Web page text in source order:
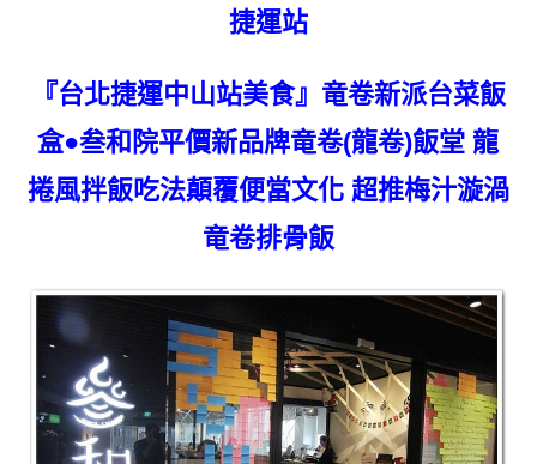
捷運站
『台北捷運中山站美食』竜卷新派台菜飯
盒●叁和院平價新品牌竜卷(龍卷)飯堂 龍
捲風拌飯吃法顛覆便當文化 超推梅汁漩渦
竜卷排骨飯